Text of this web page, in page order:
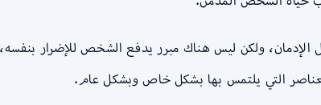
ولكن ليس هناك مبرر يدفع الشخص للإضرار
التي يلتمس بها بشكل خاص وبشكل عام.